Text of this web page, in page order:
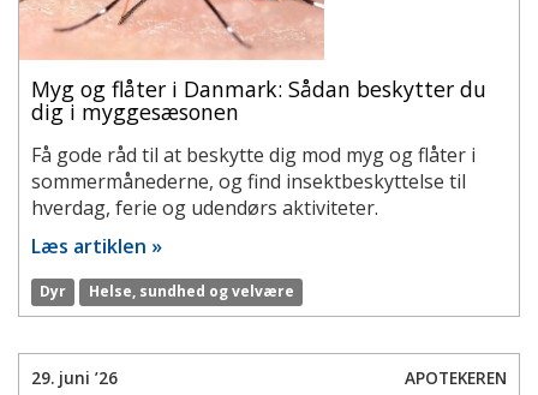
Myg og flåter i Danmark: Sådan beskytter du
dig i myggesæsonen
Få gode råd til at beskytte dig mod myg og flåter i
sommermånederne, og find insektbeskyttelse til
hverdag, ferie og udendørs aktiviteter.
Læs artiklen »
Dyr Helse, sundhed og velvære
29. juni ’26 APOTEKEREN